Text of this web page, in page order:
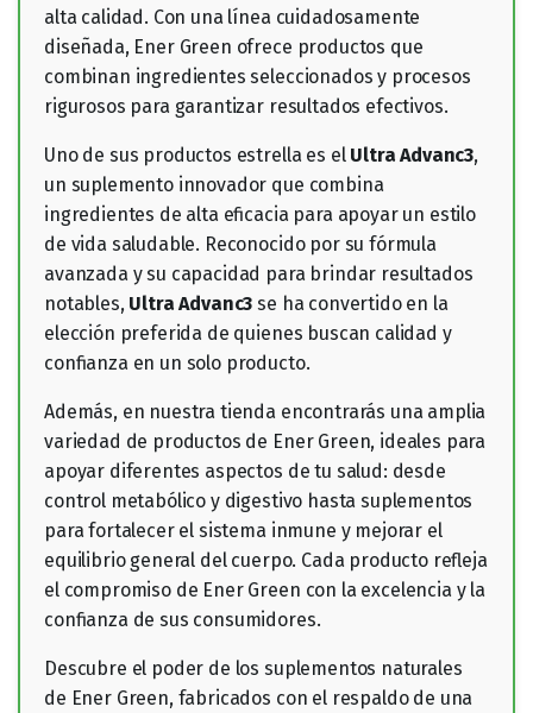
alta calidad. Con una línea cuidadosamente
diseñada, Ener Green ofrece productos que
combinan ingredientes seleccionados y procesos
rigurosos para garantizar resultados efectivos.
Uno de sus productos estrella es el Ultra Advanc3,
un suplemento innovador que combina
ingredientes de alta eficacia para apoyar un estilo
de vida saludable. Reconocido por su fórmula
avanzada y su capacidad para brindar resultados
notables, Ultra Advanc3 se ha convertido en la
elección preferida de quienes buscan calidad y
confianza en un solo producto.
Además, en nuestra tienda encontrarás una amplia
variedad de productos de Ener Green, ideales para
apoyar diferentes aspectos de tu salud: desde
control metabólico y digestivo hasta suplementos
para fortalecer el sistema inmune y mejorar el
equilibrio general del cuerpo. Cada producto refleja
el compromiso de Ener Green con la excelencia y la
confianza de sus consumidores.
Descubre el poder de los suplementos naturales
de Ener Green, fabricados con el respaldo de una